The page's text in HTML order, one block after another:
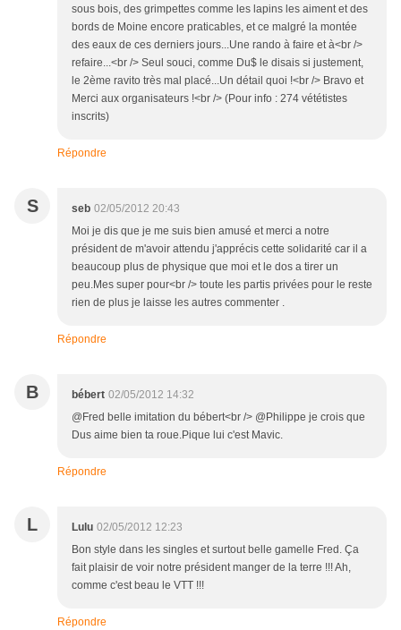
sous bois, des grimpettes comme les lapins les aiment et des
bords de Moine encore praticables, et ce malgré la montée
des eaux de ces derniers jours...Une rando à faire et à<br />
refaire...<br /> Seul souci, comme Du$ le disais si justement,
le 2ème ravito très mal placé...Un détail quoi !<br /> Bravo et
Merci aux organisateurs !<br /> (Pour info : 274 vététistes
inscrits)
Répondre
S seb 02/05/2012 20:43
Moi je dis que je me suis bien amusé et merci a notre
président de m'avoir attendu j'apprécis cette solidarité car il a
beaucoup plus de physique que moi et le dos a tirer un
peu.Mes super pour<br /> toute les partis privées pour le reste
rien de plus je laisse les autres commenter .
Répondre
B bébert 02/05/2012 14:32
@Fred belle imitation du bébert<br /> @Philippe je crois que
Dus aime bien ta roue.Pique lui c'est Mavic.
Répondre
L Lulu 02/05/2012 12:23
Bon style dans les singles et surtout belle gamelle Fred. Ça
fait plaisir de voir notre président manger de la terre !!! Ah,
comme c'est beau le VTT !!!
Répondre